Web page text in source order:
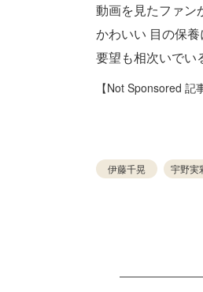
動画を見たファン
かわいい 目の保
要望も相次いでい
【Not Sponsored 記
伊藤千晃 宇野実